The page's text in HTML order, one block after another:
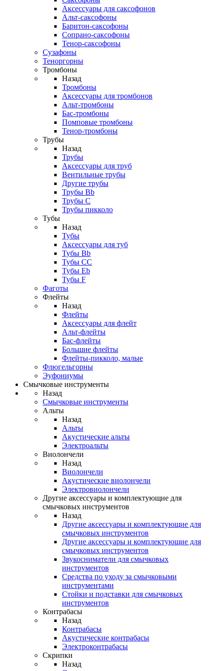
Аксессуары для саксофонов
Альт-саксофоны
Баритон-саксофоны
Сопрано-саксофоны
Тенор-саксофоны
Сузафоны
Теноргорны
Тромбоны
Назад
Тромбоны
Аксессуары для тромбонов
Альт-тромбоны
Бас-тромбоны
Помповые тромбоны
Тенор-тромбоны
Трубы
Назад
Трубы
Аксессуары для труб
Вентильные трубы
Другие трубы
Трубы Bb
Трубы C
Трубы пикколо
Тубы
Назад
Тубы
Аксессуары для туб
Тубы Bb
Тубы CC
Тубы Eb
Тубы F
Фаготы
Флейты
Назад
Флейты
Аксессуары для флейт
Альт-флейты
Бас-флейты
Большие флейты
Флейты-пикколо, малые
Флюгельгорны
Эуфониумы
Смычковые инструменты
Назад
Смычковые инструменты
Альты
Назад
Альты
Акустические альты
Электроальты
Виолончели
Назад
Виолончели
Акустические виолончели
Электровиолончели
Другие аксессуары и комплектующие для
смычковых инструментов
Назад
Другие аксессуары и комплектующие для
смычковых инструментов
Другие аксессуары и комплектующие для
смычковых инструментов
Звукосниматели для смычковых
инструментов
Средства по уходу за смычковыми
инструментами
Стойки и подставки для смычковых
инструментов
Контрабасы
Назад
Контрабасы
Акустические контрабасы
Электроконтрабасы
Скрипки
Назад